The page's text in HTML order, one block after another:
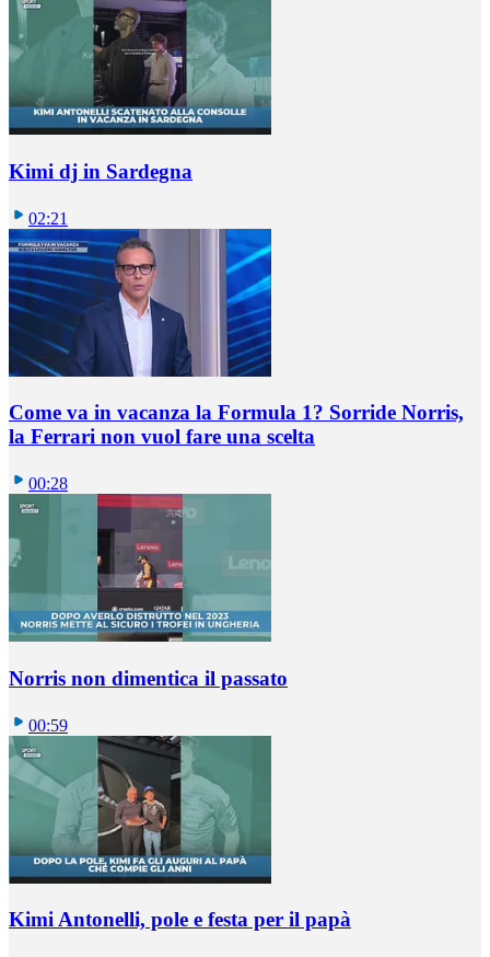
Kimi dj in Sardegna
02:21
Come va in vacanza la Formula 1? Sorride Norris,
la Ferrari non vuol fare una scelta
00:28
Norris non dimentica il passato
00:59
Kimi Antonelli, pole e festa per il papà